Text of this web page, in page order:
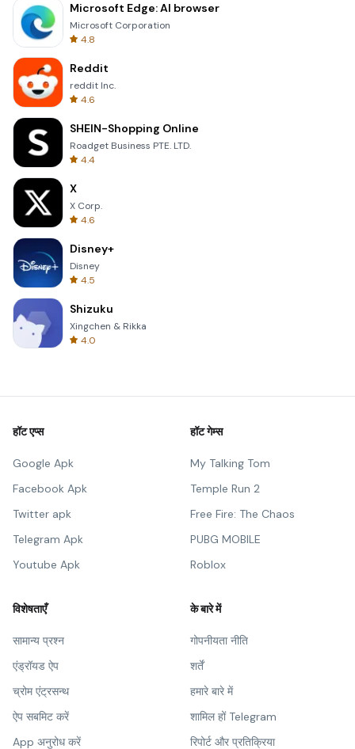
Microsoft Edge: AI browser
Microsoft Corporation
4.8
Reddit
reddit Inc.
4.6
SHEIN-Shopping Online
Roadget Business PTE. LTD.
4.4
X
X Corp.
4.6
Disney+
Disney
4.5
Shizuku
Xingchen & Rikka
4.0
हॉट एप्स
Google Apk
Facebook Apk
Twitter apk
Telegram Apk
Youtube Apk
हॉट गेम्स
My Talking Tom
Temple Run 2
Free Fire: The Chaos
PUBG MOBILE
Roblox
विशेषताएँ
सामान्य प्रश्न
एंड्रॉयड ऐप
च्रोम एंट्रसन्थ
ऐप सबमिट करें
App अनुरोध करें
के बारे में
गोपनीयता नीति
शर्तें
हमारे बारे में
शामिल हों Telegram
रिपोर्ट और प्रतिक्रिया